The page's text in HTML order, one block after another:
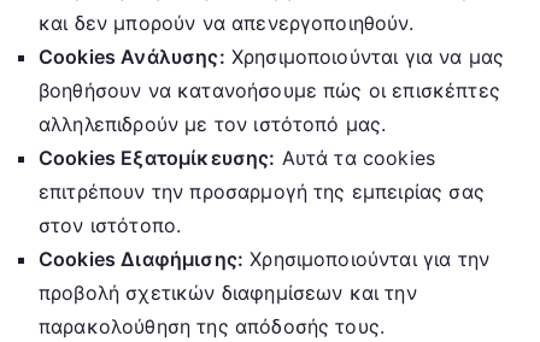
και δεν μπορούν να απενεργοποιηθούν.
Cookies Ανάλυσης: Χρησιμοποιούνται για να μας
βοηθήσουν να κατανοήσουμε πώς οι επισκέπτες
αλληλεπιδρούν με τον ιστότοπό μας.
Cookies Εξατομίκευσης: Αυτά τα cookies
επιτρέπουν την προσαρμογή της εμπειρίας σας
στον ιστότοπο.
Cookies Διαφήμισης: Χρησιμοποιούνται για την
προβολή σχετικών διαφημίσεων και την
παρακολούθηση της απόδοσής τους.